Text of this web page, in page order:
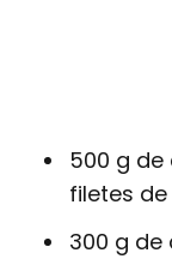
500 g de
filetes
300 g